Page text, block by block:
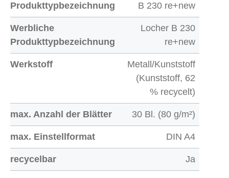
Produkttypbezeichnung B 230 re+new
Werbliche
Produkttypbezeichnung
Locher B 230
re+new
Werkstoff
Metall/Kunststoff
(Kunststoff, 62
% recycelt)
max. Anzahl der Blätter 30 Bl. (80 g/m²)
max. Einstellformat DIN A4
recycelbar Ja